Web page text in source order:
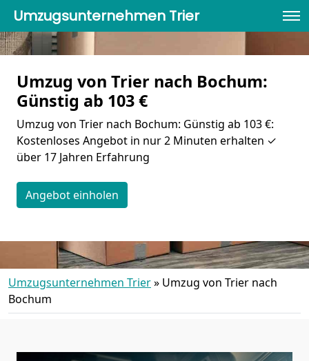
Umzugsunternehmen Trier
Umzug von Trier nach Bochum:
Günstig ab 103 €
Umzug von Trier nach Bochum: Günstig ab 103 €:
Kostenloses Angebot in nur 2 Minuten erhalten ✓
über 17 Jahren Erfahrung
Angebot einholen
Umzugsunternehmen Trier» Umzug von Trier nach
Bochum